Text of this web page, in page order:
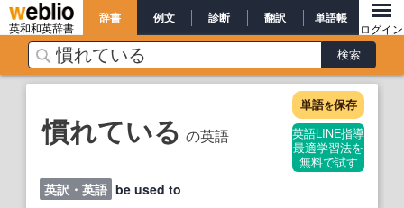
英和和英辞書
辞書 例文 診断 翻訳 単語帳
ログイン
慣れている の英語
単語を保存
英語LINE指導
最適学習法を
無料で試す
英訳・英語 be used to